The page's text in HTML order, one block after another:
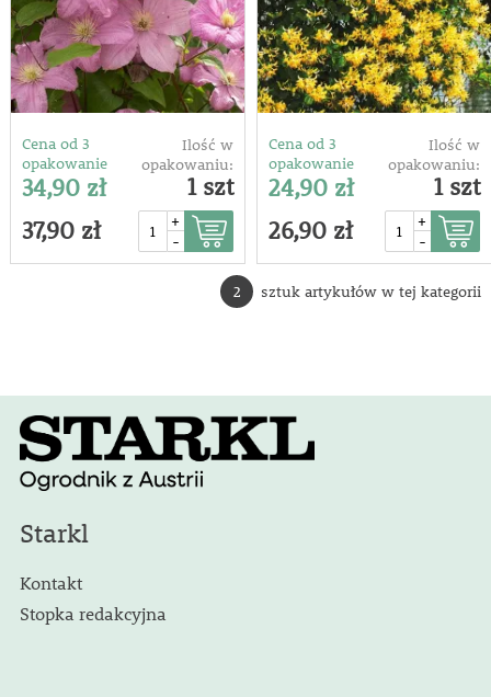
Cena od 3
opakowanie
34,90 zł
Ilość w
opakowaniu:
1 szt
37,90 zł
+
-
Cena od 3
opakowanie
24,90 zł
Ilość w
opakowaniu:
1 szt
26,90 zł
+
-
2 sztuk artykułów w tej kategorii
Starkl
Kontakt
Stopka redakcyjna